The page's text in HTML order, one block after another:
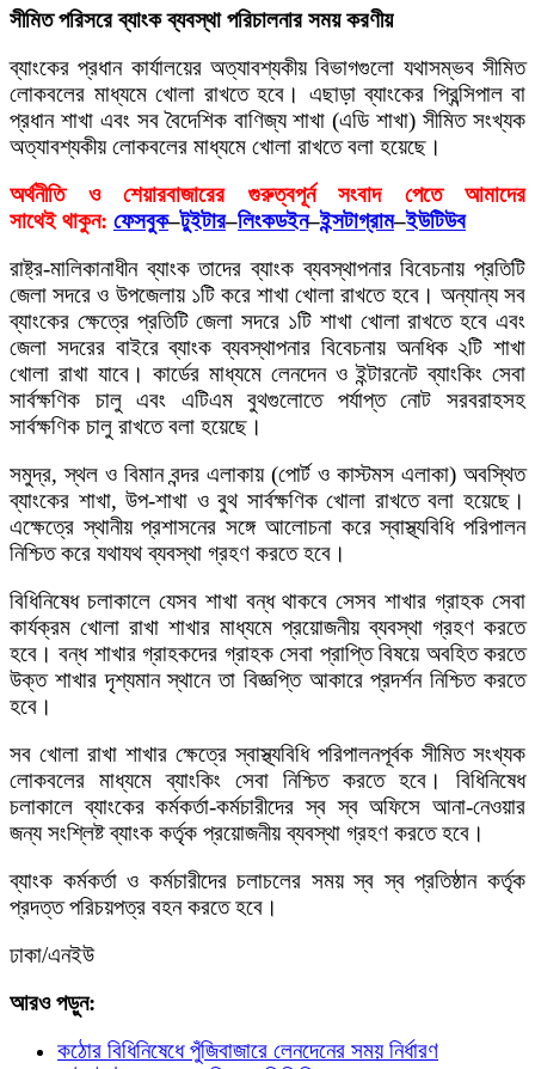
সীমিত পরিসরে ব্যাংক ব্যবস্থা পরিচালনার সময় করণীয়
ব্যাংকের প্রধান কার্যালয়ের অত্যাবশ্যকীয় বিভাগগুলো যথাসম্ভব সীমিত
লােকবলের মাধ্যমে খোলা রাখতে হবে। এছাড়া ব্যাংকের প্রিন্সিপাল বা
প্রধান শাখা এবং সব বৈদেশিক বাণিজ্য শাখা (এডি শাখা) সীমিত সংখ্যক
অত্যাবশ্যকীয় লােকবলের মাধ্যমে খোলা রাখতে বলা হয়েছে।
অর্থনীতি ও শেয়ারবাজারের গুরুত্বপূর্ন সংবাদ পেতে আমাদের
সাথেই থাকুন: ফেসবুক–টুইটার–লিংকডইন–ইন্সটাগ্রাম–ইউটিউব
রাষ্ট্র-মালিকানাধীন ব্যাংক তাদের ব্যাংক ব্যবস্থাপনার বিবেচনায় প্রতিটি
জেলা সদরে ও উপজেলায় ১টি করে শাখা খোলা রাখতে হবে। অন্যান্য সব
ব্যাংকের ক্ষেত্রে প্রতিটি জেলা সদরে ১টি শাখা খােলা রাখতে হবে এবং
জেলা সদরের বাইরে ব্যাংক ব্যবস্থাপনার বিবেচনায় অনধিক ২টি শাখা
খােলা রাখা যাবে। কার্ডের মাধ্যমে লেনদেন ও ইন্টারনেট ব্যাংকিং সেবা
সার্বক্ষণিক চালু এবং এটিএম বুথগুলােতে পর্যাপ্ত নােট সরবরাহসহ
সার্বক্ষণিক চালু রাখতে বলা হয়েছে।
সমুদ্র, স্থল ও বিমান বন্দর এলাকায় (পাের্ট ও কাস্টমস এলাকা) অবস্থিত
ব্যাংকের শাখা, উপ-শাখা ও বুথ সার্বক্ষণিক খােলা রাখতে বলা হয়েছে।
এক্ষেত্রে স্থানীয় প্রশাসনের সঙ্গে আলােচনা করে স্বাস্থ্যবিধি পরিপালন
নিশ্চিত করে যথাযথ ব্যবস্থা গ্রহণ করতে হবে।
বিধিনিষেধ চলাকালে যেসব শাখা বন্ধ থাকবে সেসব শাখার গ্রাহক সেবা
কার্যক্রম খোলা রাখা শাখার মাধ্যমে প্রয়ােজনীয় ব্যবস্থা গ্রহণ করতে
হবে। বন্ধ শাখার গ্রাহকদের গ্রাহক সেবা প্রাপ্তি বিষয়ে অবহিত করতে
উক্ত শাখার দৃশ্যমান স্থানে তা বিজ্ঞপ্তি আকারে প্রদর্শন নিশ্চিত করতে
হবে।
সব খােলা রাখা শাখার ক্ষেত্রে স্বাস্থ্যবিধি পরিপালনপূর্বক সীমিত সংখ্যক
লােকবলের মাধ্যমে ব্যাংকিং সেবা নিশ্চিত করতে হবে। বিধিনিষেধ
চলাকালে ব্যাংকের কর্মকর্তা-কর্মচারীদের স্ব স্ব অফিসে আনা-নেওয়ার
জন্য সংশ্লিষ্ট ব্যাংক কর্তৃক প্রয়ােজনীয় ব্যবস্থা গ্রহণ করতে হবে।
ব্যাংক কর্মকর্তা ও কর্মচারীদের চলাচলের সময় স্ব স্ব প্রতিষ্ঠান কর্তৃক
প্রদত্ত পরিচয়পত্র বহন করতে হবে।
ঢাকা/এনইউ
আরও পড়ুন:
কঠোর বিধিনিষেধে পুঁজিবাজারে লেনদেনের সময় নির্ধারণ